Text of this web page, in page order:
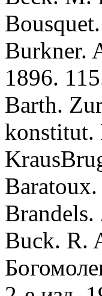
Вurkner.
1896.
Вarth.
konstitut.
Buck. R.